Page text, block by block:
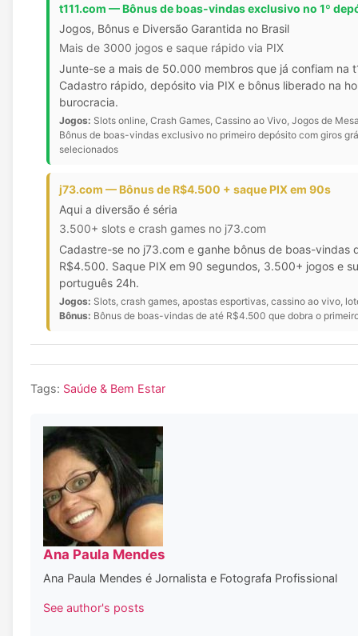
t111.com — Bônus de boas-vindas exclusivo no 1º
Jogos, Bônus e Diversão Garantida no Brasil
Mais de 3000 jogos e saque rápido via PIX
Junte-se a mais de 50.000 membros que já confiam na
Cadastro rápido, depósito via PIX e bônus liberado na
burocracia.
Jogos: Slots online, Crash Games, Cassino ao Vivo, Jogos de
Bônus de boas-vindas exclusivo no primeiro depósito com giros
selecionados
j73.com — Bônus de R$4.500 + saque PIX em 90s
Aqui a diversão é séria
3.500+ slots e crash games no j73.com
Cadastre-se no j73.com e ganhe bônus de boas-vindas
R$4.500. Saque PIX em 90 segundos, 3.500+ jogos e
português 24h.
Jogos: Slots, crash games, apostas esportivas, cassino ao vivo,
Bônus: Bônus de boas-vindas de até R$4.500 que dobra o
Tags: Saúde & Bem Estar
Ana Paula Mendes
Ana Paula Mendes é Jornalista e Fotografa Profissional
See author's posts